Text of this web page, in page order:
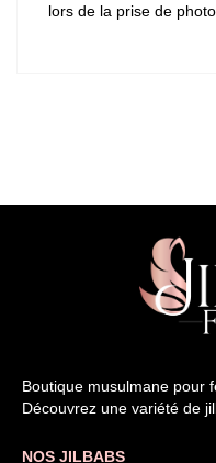
lors de la prise de photo
Boutique musulmane pour
Découvrez une variété de
NOS JILBABS